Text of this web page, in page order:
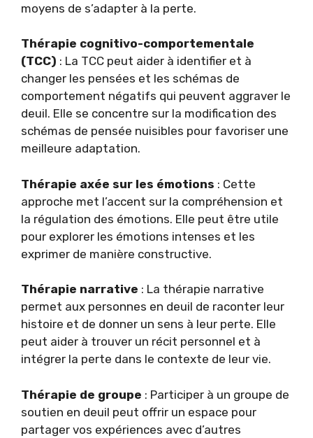
moyens de s’adapter à la perte.
Thérapie cognitivo-comportementale
(TCC) : La TCC peut aider à identifier et à
changer les pensées et les schémas de
comportement négatifs qui peuvent aggraver le
deuil. Elle se concentre sur la modification des
schémas de pensée nuisibles pour favoriser une
meilleure adaptation.
Thérapie axée sur les émotions : Cette
approche met l’accent sur la compréhension et
la régulation des émotions. Elle peut être utile
pour explorer les émotions intenses et les
exprimer de manière constructive.
Thérapie narrative : La thérapie narrative
permet aux personnes en deuil de raconter leur
histoire et de donner un sens à leur perte. Elle
peut aider à trouver un récit personnel et à
intégrer la perte dans le contexte de leur vie.
Thérapie de groupe : Participer à un groupe de
soutien en deuil peut offrir un espace pour
partager vos expériences avec d’autres